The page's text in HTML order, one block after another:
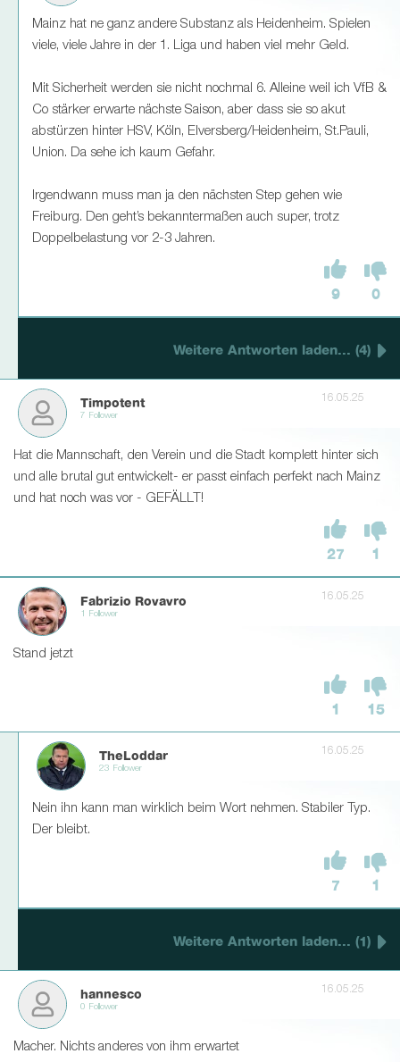
Mainz hat ne ganz andere Substanz als Heidenheim. Spielen
viele, viele Jahre in der 1. Liga und haben viel mehr Geld.
Mit Sicherheit werden sie nicht nochmal 6. Alleine weil ich VfB &
Co stärker erwarte nächste Saison, aber dass sie so akut
abstürzen hinter HSV, Köln, Elversberg/Heidenheim, St.Pauli,
Union. Da sehe ich kaum Gefahr.
Irgendwann muss man ja den nächsten Step gehen wie
Freiburg. Den geht’s bekanntermaßen auch super, trotz
Doppelbelastung vor 2-3 Jahren.
9 0
Weitere Antworten laden... (4)
Timpotent
7 Follower
16.05.25
Hat die Mannschaft, den Verein und die Stadt komplett hinter sich
und alle brutal gut entwickelt- er passt einfach perfekt nach Mainz
und hat noch was vor - GEFÄLLT!
27 1
Fabrizio Rovavro
1 Follower
16.05.25
Stand jetzt
1 15
TheLoddar
23 Follower
16.05.25
Nein ihn kann man wirklich beim Wort nehmen. Stabiler Typ.
Der bleibt.
7 1
Weitere Antworten laden... (1)
hannesco
0 Follower
16.05.25
Macher. Nichts anderes von ihm erwartet